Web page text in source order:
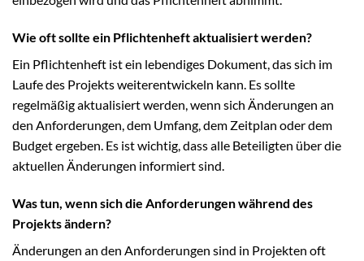
Wie oft sollte ein Pflichtenheft aktualisiert werden?
Ein Pflichtenheft ist ein lebendiges Dokument, das sich im
Laufe des Projekts weiterentwickeln kann. Es sollte
regelmäßig aktualisiert werden, wenn sich Änderungen an
den Anforderungen, dem Umfang, dem Zeitplan oder dem
Budget ergeben. Es ist wichtig, dass alle Beteiligten über die
aktuellen Änderungen informiert sind.
Was tun, wenn sich die Anforderungen während des
Projekts ändern?
Änderungen an den Anforderungen sind in Projekten oft